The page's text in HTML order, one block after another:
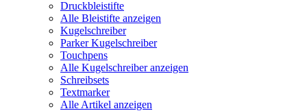
Druckbleistifte
Alle Bleistifte anzeigen
Kugelschreiber
Parker Kugelschreiber
Touchpens
Alle Kugelschreiber anzeigen
Schreibsets
Textmarker
Alle Artikel anzeigen